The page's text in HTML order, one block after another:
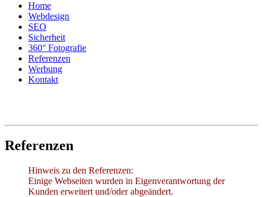
Home
Webdesign
SEO
Sicherheit
360° Fotografie
Referenzen
Werbung
Kontakt
Referenzen
Hinweis zu den Referenzen:
Einige Webseiten wurden in Eigenverantwortung der
Kunden erweitert und/oder abgeändert.